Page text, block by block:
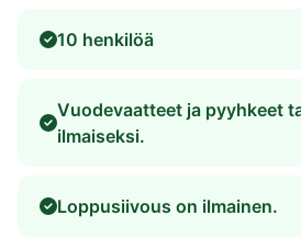
10 henkilöä
Vuodevaatteet ja pyyhkeet
ilmaiseksi.
Loppusiivous on ilmainen.